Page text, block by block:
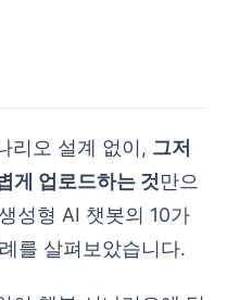
리오 설계 없이, 그저
게 업로드하는 것만으
성형 AI 챗봇의 10가
를 살펴보았습니다.